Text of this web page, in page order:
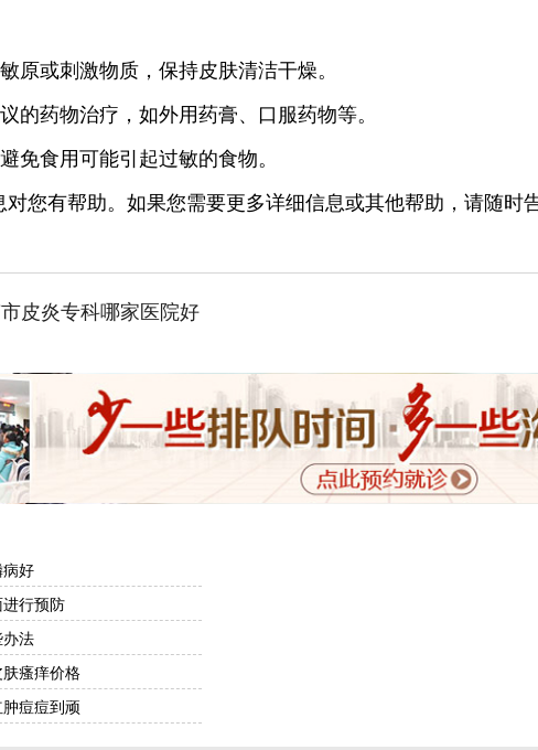
原或刺激物质，保持皮肤清洁干燥。
的药物治疗，如外用药膏、口服药物等。
免食用可能引起过敏的食物。
您有帮助。如果您需要更多详细信息或其他帮助，请随时告
皮炎专科哪家医院好
好
行预防
法
瘙痒价格
痘痘到顽